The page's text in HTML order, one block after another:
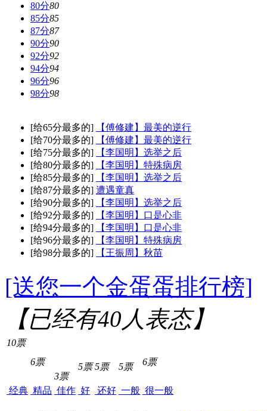
80分80
85分85
87分87
90分90
92分92
94分94
96分96
98分98
[给65分最多的]
【傅修建】最美的逆行
[给70分最多的]
【傅修建】最美的逆行
[给75分最多的]
【李国明】选举之后
[给80分最多的]
【李国明】特殊病房
[给85分最多的]
【李国明】选举之后
[给87分最多的] 遭遇童真
[给90分最多的]
【李国明】选举之后
[给92分最多的]
【李国明】口是心非
[给94分最多的]
【李国明】口是心非
[给96分最多的]
【李国明】特殊病房
[给98分最多的]
【王振周】秋苗
[送您一个金蛋蛋排行榜]
【已经有40人表态】
10票
经典
6票
精品
3票
佳作
5票
好
5票
还好
5票
一般
6票
很一般